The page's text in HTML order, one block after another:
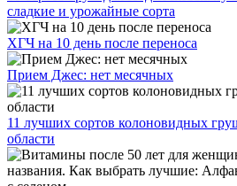
сладкие и урожайные сорта
ХГЧ на 10 день после переноса
Прием Джес: нет месячных
11 лучших сортов колоновидных
области